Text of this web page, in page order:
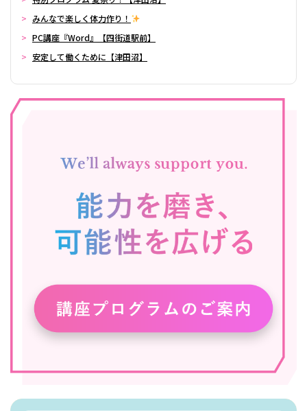
みんなで楽しく体力作り！
PC講座『Word』【四街道駅前】
安定して働くために【津田沼】